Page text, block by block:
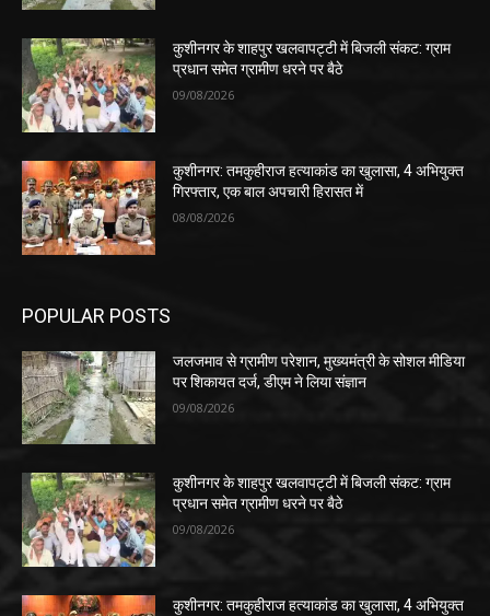
कुशीनगर के शाहपुर खलवापट्टी में बिजली संकट: ग्राम
प्रधान समेत ग्रामीण धरने पर बैठे
09/08/2026
कुशीनगर: तमकुहीराज हत्याकांड का खुलासा, 4 अभियुक्त
गिरफ्तार, एक बाल अपचारी हिरासत में
08/08/2026
POPULAR POSTS
जलजमाव से ग्रामीण परेशान, मुख्यमंत्री के सोशल मीडिया
पर शिकायत दर्ज, डीएम ने लिया संज्ञान
09/08/2026
कुशीनगर के शाहपुर खलवापट्टी में बिजली संकट: ग्राम
प्रधान समेत ग्रामीण धरने पर बैठे
09/08/2026
कुशीनगर: तमकुहीराज हत्याकांड का खुलासा, 4 अभियुक्त